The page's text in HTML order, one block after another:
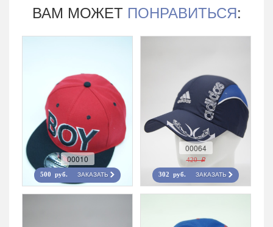
ВАМ МОЖЕТ ПОНРАВИТЬСЯ:
00010
500 руб. ЗАКАЗАТЬ
00064
420 r
302 руб. ЗАКАЗАТЬ